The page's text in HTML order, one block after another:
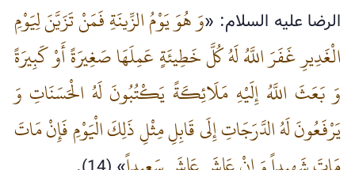
الرضا عليه السلام: «وَ هُوَ يَوْمُ الزِّينَةِ فَمَنْ تَزَيَّنَ لِيَوْمِ
الْغَدِيرِ غَفَرَ اللَّهُ لَهُ كُلَّ خَطِيئَةٍ عَمِلَهَا صَغِيرَةً أَوْ كَبِيرَةً
وَ بَعَثَ اللَّهُ إِلَيْهِ مَلَائِكَةً يَكْتُبُونَ لَهُ الْحَسَنَاتِ وَ
يَرْفَعُونَ لَهُ الدَّرَجَاتِ إِلَى قَابِلِ مِثْلِ ذَلِكَ الْيَوْمِ فَإِنْ مَاتَ‌